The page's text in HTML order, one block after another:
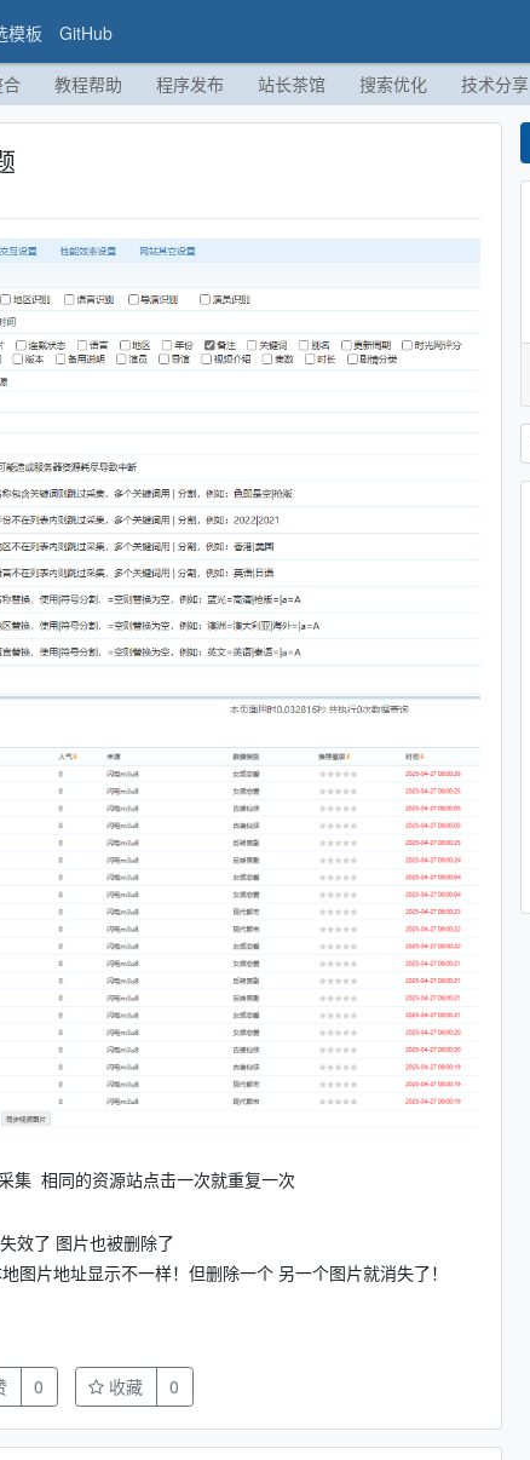
模板 GitHub
教程帮助 程序发布 站长茶馆 搜索优化 技术分享
相同的资源站点击一次就重复一次
效了 图片也被删除了
片地址显示不一样！但删除一个 另一个图片就消失了！
0 收藏 0